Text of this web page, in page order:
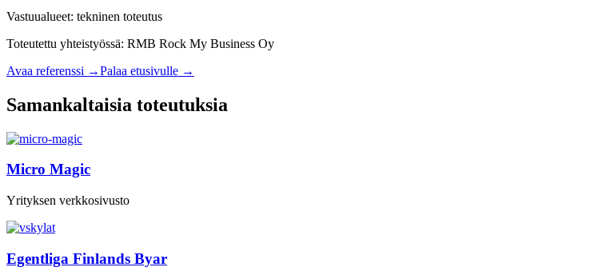
Vastuualueet: tekninen toteutus
Toteutettu yhteistyössä: RMB Rock My Business Oy
Avaa referenssi →Palaa etusivulle →
Samankaltaisia toteutuksia
Micro Magic
Yrityksen verkkosivusto
Egentliga Finlands Byar